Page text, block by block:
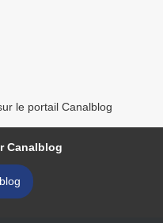
le portail Canalblog
Canalblog